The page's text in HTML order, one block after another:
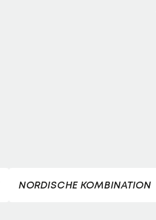
NORDISCHE KOMBINATION